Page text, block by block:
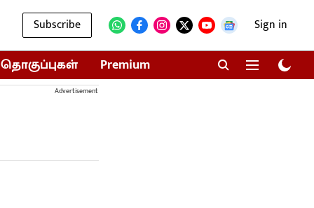
Subscribe Sign in
தொகுப்புகள் Premium
Advertisement